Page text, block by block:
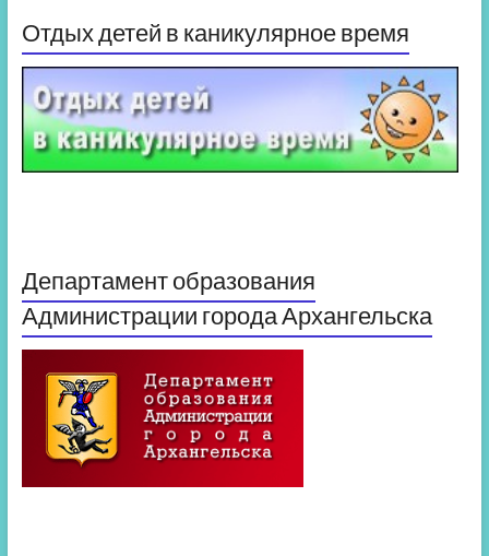
Отдых детей в каникулярное время
Департамент образования
Администрации города Архангельска